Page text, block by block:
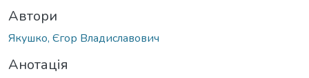
Автори
Якушко, Єгор Владиславович
Анотація